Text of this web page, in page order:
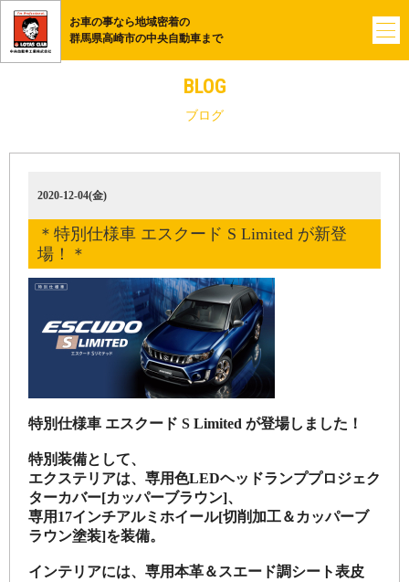
お車の事なら地域密着の
群馬県高崎市の中央自動車まで
BLOG
ブログ
2020-12-04(金)
＊特別仕様車 エスクード S Limited が新登
場！＊
特別仕様車 エスクード S Limited が登場しました！
特別装備として、
エクステリアは、専用色LEDヘッドランププロジェク
ターカバー[カッパーブラウン]、
専用17インチアルミホイール[切削加工＆カッパーブ
ラウン塗装]を装備。
インテリアには、専用本革＆スエード調シート表皮